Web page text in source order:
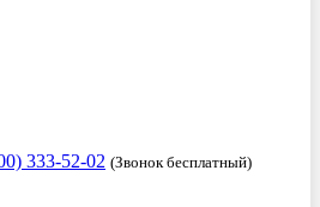
333-52-02 (Звонок бесплатный)